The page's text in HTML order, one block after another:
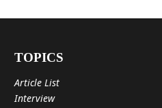
TOPICS
Article List
Interview